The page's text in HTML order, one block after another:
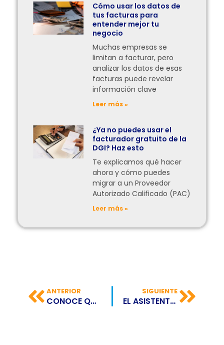
Cómo usar los datos de
tus facturas para
entender mejor tu
negocio
Muchas empresas se
limitan a facturar, pero
analizar los datos de esas
facturas puede revelar
información clave
Leer más »
¿Ya no puedes usar el
facturador gratuito de la
DGI? Haz esto
Te explicamos qué hacer
ahora y cómo puedes
migrar a un Proveedor
Autorizado Calificado (PAC)
Leer más »
ANTERIOR
CONOCE QUÉ ES UN PLUGIN Y PARA QUÉ SIRVE
SIGUIENTE
EL ASISTENTE DE GOOGLE SE PODRÁ ACTIVAR CON SOLO UNA MIRADA